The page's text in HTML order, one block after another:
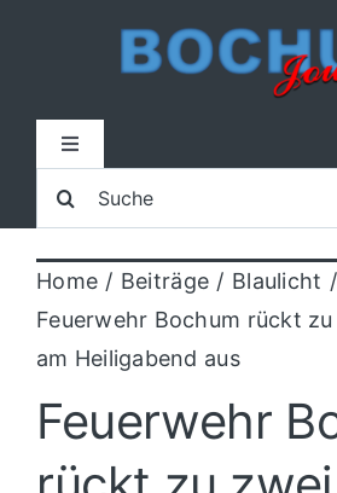
Toggle
Home
Lokal
Blaulicht
Sport
Suche
nach:
Home Beiträge
Blaulicht
Feuerwehr Bochum rückt
am Heiligabend aus
Feuerwehr